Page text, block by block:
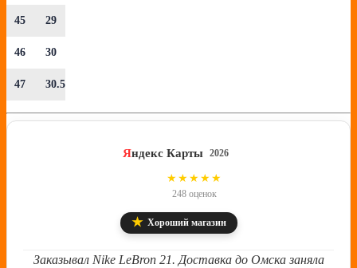
45 29
46 30
47 30.5
Яндекс Карты 2026
★★★★★
248 оценок
★ Хороший магазин
Заказывал Nike LeBron 21. Доставка до Омска заняла